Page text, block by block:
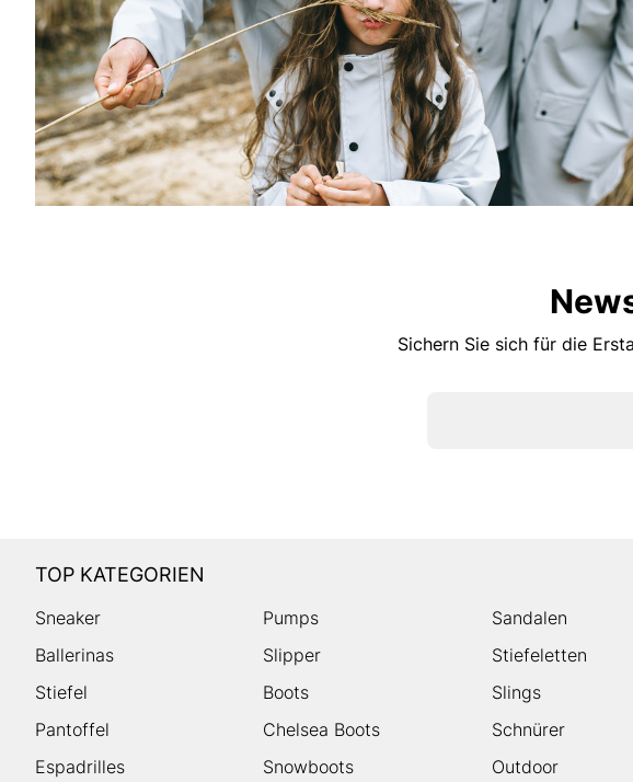
Sichern Sie sich für die
TOP KATEGORIEN
Sneaker Pumps
Sandalen
Ballerinas
Slipper
Stiefeletten
Stiefel
Boots
Slings
Pantoffel
Chelsea Boots
Schnürer
Espadrilles
Snowboots Outdoor